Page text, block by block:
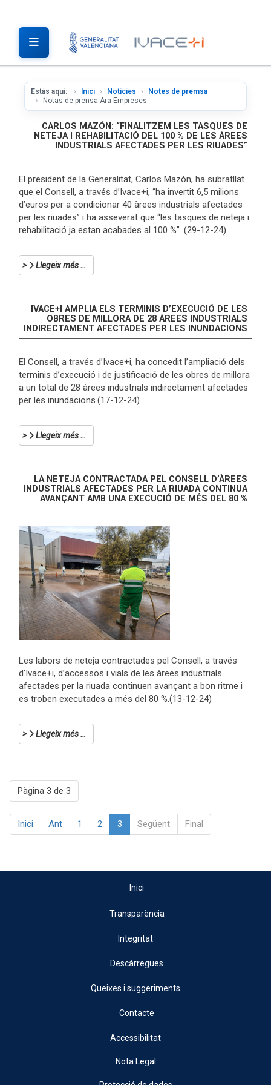
Estàs aquí: Inici Notícies
Notes de premsa
Notas de prensa Ara Empreses
CARLOS MAZÓN: “FINALITZEM LES TASQUES DE
NETEJA I REHABILITACIÓ DEL 100 % DE LES ÀREES
INDUSTRIALS AFECTADES PER LES RIUADES”
El president de la Generalitat, Carlos Mazón, ha subratllat
que el Consell, a través d’Ivace+i, “ha invertit 6,5 milions
d’euros per a condicionar 40 àrees industrials afectades
per les riuades” i ha asseverat que “les tasques de neteja i
rehabilitació ja estan acabades al 100 %”. (29-12-24)
Llegeix més …
IVACE+I AMPLIA ELS TERMINIS D’EXECUCIÓ DE LES
OBRES DE MILLORA DE 28 ÀREES INDUSTRIALS
INDIRECTAMENT AFECTADES PER LES INUNDACIONS
El Consell, a través d’Ivace+i, ha concedit l’ampliació dels
terminis d’execució i de justificació de les obres de millora
a un total de 28 àrees industrials indirectament afectades
per les inundacions.(17-12-24)
Llegeix més …
LA NETEJA CONTRACTADA PEL CONSELL D’ÀREES
INDUSTRIALS AFECTADES PER LA RIUADA CONTINUA
AVANÇANT AMB UNA EXECUCIÓ DE MÉS DEL 80 %
Les labors de neteja contractades pel Consell, a través
d’Ivace+i, d’accessos i vials de les àrees industrials
afectades per la riuada continuen avançant a bon ritme i
es troben executades a més del 80 %.(13-12-24)
Llegeix més …
Pàgina 3 de 3
Inici Ant 1 2 3 Següent Final
Inici
Transparència
Integritat
Descàrregues
Queixes i suggeriments
Contacte
Accessibilitat
Nota Legal